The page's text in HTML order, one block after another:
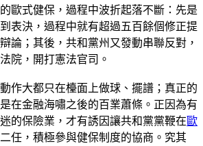
歐式健保，過程中波折起落不斷：先是
表決，過程中就有超過五百餘個修正提
論；其後，共和黨州又發動串聯反對，
院，開打憲法官司。
作大都只在檯面上做球、擺譜；真正的
在金融海嘯之後的百業蕭條。正因為有
的保險業，才有誘因讓共和黨黨鞭在歐
任，積極參與健保制度的協商。究其